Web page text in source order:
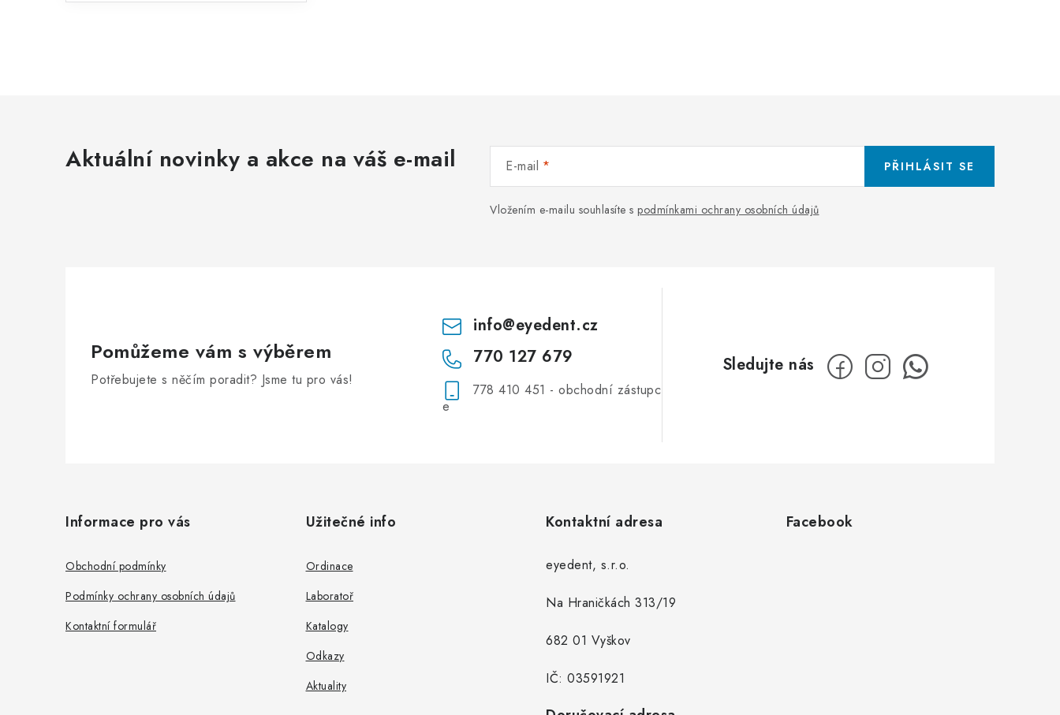
Aktuální novinky a akce na váš e-mail E-mail
Vložením e-mailu souhlasíte s podmínkami ochrany osobních údajů
PŘIHLÁSIT SE
Pomůžeme vám s výběrem
Potřebujete s něčím poradit? Jsme tu pro vás!
info@eyedent.cz
770 127 679
778 410 451 - obchodní zástupc
e
Informace pro vás
Obchodní podmínky
Podmínky ochrany osobních údajů
Kontaktní formulář
Užitečné info
Ordinace
Laboratoř
Katalogy
Odkazy
Aktuality
Kontaktní adresa
eyedent, s.r.o.
Na Hraničkách 313/19
682 01 Vyškov
IČ: 03591921
Facebook